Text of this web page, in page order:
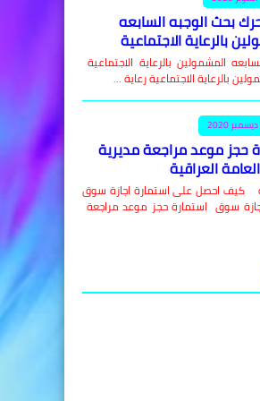
بحث الوجبه السابعه
بالرعاية الاجتماعية
المشمولين بالرعاية الاجتماعية
بالرعاية الاجتماعية رعاية …
حجز موعد مراجعة مديرية
العراقية
كيف احصل على استمارة اجازة سوق
سوق استمارة حجز موعد مراجعة